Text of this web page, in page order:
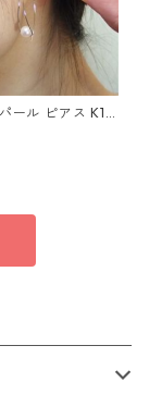
ール ピアス K18
ルド ジプシー フ
7ミリ珠 あ